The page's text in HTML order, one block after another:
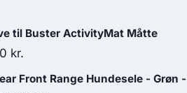
til Buster ActivityMat Måtte
kr.
Front Range Hundesele - Grøn -